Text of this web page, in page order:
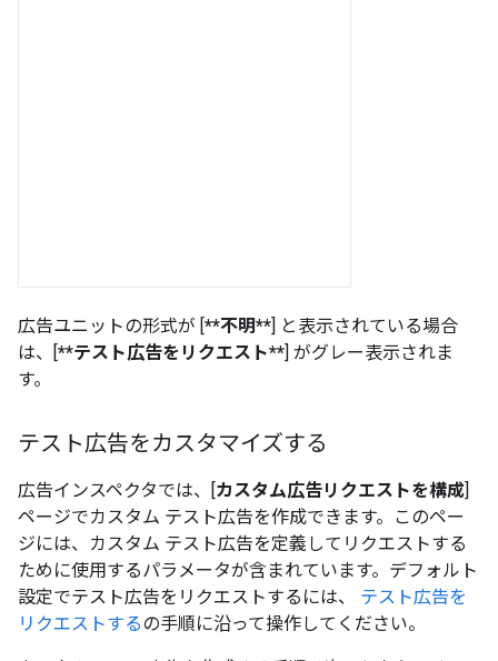
広告ユニットの形式が [ **不明** ] と表示されている場合
は、[ **テスト広告をリクエスト** ] がグレー表示されま
す。
テスト広告をカスタマイズする
広告インスペクタでは、[ カスタム広告リクエストを構成
ページでカスタム テスト広告を作成できます。このペー
ジには、カスタム テスト広告を定義してリクエストする
ために使用するパラメータが含まれています。デフォルト
設定でテスト広告をリクエストするには、 テスト広告を
リクエストするの手順に沿って操作してください。